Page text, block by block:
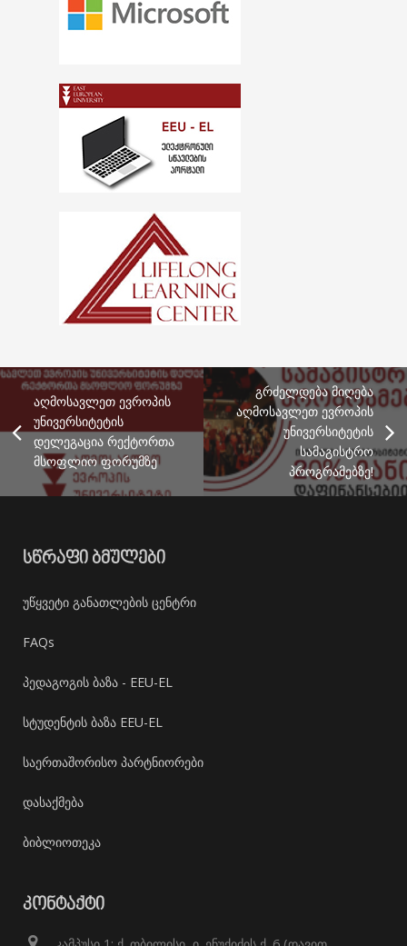
აღმოსავლეთ ევროპის
უნივერსიტეტის
დელეგაცია რექტორთა
მსოფლიო ფორუმზე
გრძელდება მიღება
აღმოსავლეთ ევროპის
უნივერსიტეტის
სამაგისტრო
პროგრამებზე!
ᲡᲬᲠᲐᲤᲘ ᲑᲛᲣᲚᲔᲑᲘ
უწყვეტი განათლების ცენტრი
FAQs
პედაგოგის ბაზა - EEU-EL
სტუდენტის ბაზა EEU-EL
საერთაშორისო პარტნიორები
დასაქმება
ბიბლიოთეკა
ᲙᲝᲜᲢᲐᲥᲢᲘ